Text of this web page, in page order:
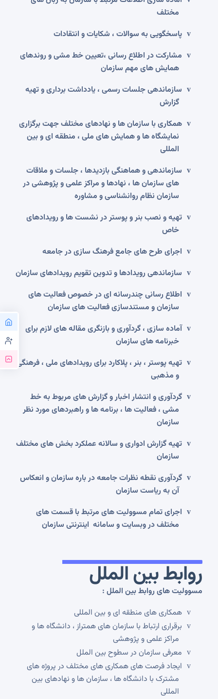
مختلف
v پاسخگویی به سوالات ، شکایات و انتقادات
v
مشارکت در اطلاع رسانی ،تعیین خط مشی و روندهای
همایش های مهم سازمان
v
سازماندهی جلسات رسمی ، یادداشت برداری و تهیه
گزارش
v همکاری با سازمان ها و نهادهای مختلف جهت برگزاری
نمایشگاه ها و همایش های ملی ، منطقه ای و بین
المللی
v
سازماندهی و هماهنگی بازدیدها ، جلسات و ملاقات
های سازمان ها ، نهادها و مراکز علمی و پژوهشی در
سازمان نظام روانشناسی و مشاوره
v تهیه و نصب بنر و پوستر در نشست ها و رویدادهای
خاص
v اجرای طرح های جامع فرهنگ سازی در جامعه
v سازماندهی رویدادها و تدوین تقویم رویدادهای سازمان
v
اطلاع رسانی چندرسانه ای در خصوص فعالیت های
سازمان و مستندسازی فعالیت های سازمان
v آماده سازی ، گردآوری و بازنگری مقاله های لازم برای
خبرنامه های سازمان
v تهیه پوستر ، بنر ، پلاکارد برای رویدادهای ملی ، فرهنگی
و مذهبی
v گردآوری و انتشار اخبار و گزارش های مربوط به خط
مشی ، فعالیت ها ، برنامه ها و راهبردهای مورد نظر
سازمان
v تهیه گزارش ادواری و سالانه عملکرد بخش های مختلف
سازمان
v گردآوری نقطه نظرات جامعه در باره سازمان و انعکاس
آن به ریاست سازمان
v
اجرای تمام مسوولیت های مرتبط با قسمت های
مختلف در وبسایت و سامانه اینترنتی سازمان
روابط بین الملل
مسوولیت های روابط بین الملل :
v همکاری های منطقه ای و بین المللی
v
برقراری ارتباط با سازمان های همتراز ، دانشگاه ها و
مراکز علمی و پژوهشی
v معرفی سازمان در سطوح بین الملل
v
ایجاد فرصت های همکاری های مختلف در پروژه های
مشترک با دانشگاه ها ، سازمان ها و نهادهای بین
المللی